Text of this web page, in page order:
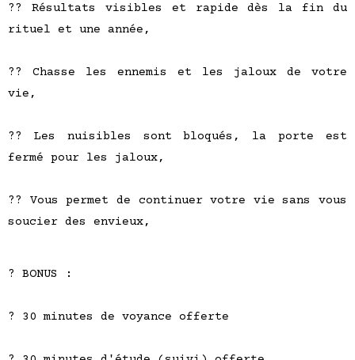
?? Résultats visibles et rapide dès la fin du
rituel et une année,
?? Chasse les ennemis et les jaloux de votre
vie,
?? Les nuisibles sont bloqués, la porte est
fermé pour les jaloux,
?? Vous permet de continuer votre vie sans vous
soucier des envieux,
? BONUS :
? 30 minutes de voyance offerte